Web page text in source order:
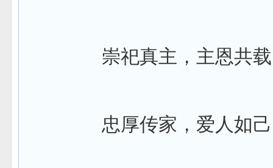
崇祀真主，主恩共
忠厚传家，爱人如